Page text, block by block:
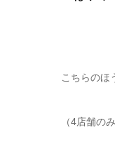
こちらのほ
（4店舗の